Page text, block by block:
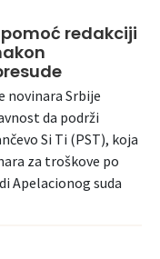
pomoć redakciji
novinara Srbije
da podrži
Si Ti (PST), koja
za troškove po
Apelacionog suda